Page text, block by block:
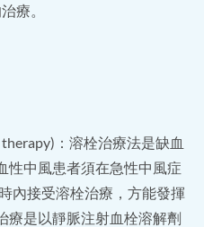
療。
：溶栓治療法是缺血
性中風患者須在急性中風症
內接受溶栓治療，方能發揮
療是以靜脈注射血栓溶解劑